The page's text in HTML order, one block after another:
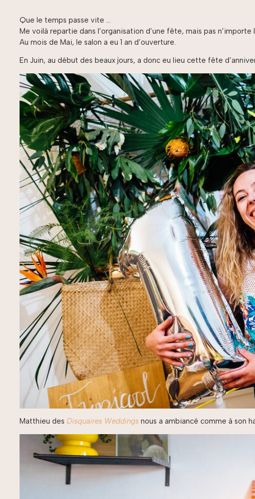
Que le temps passe vite …
Me voilà repartie dans l’organisation d’une fête, mais pas n’importe
Au mois de Mai, le salon a eu 1 an d’ouverture.
En Juin, au début des beaux jours, a donc eu lieu cette fête
Matthieu des Disquaires Weddingsnous a ambiancé comme à son